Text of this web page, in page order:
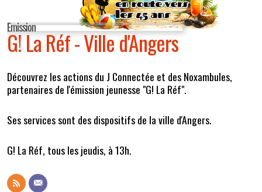
Emission
G! La Réf - Ville d'Angers
Découvrez les actions du J Connectée et des Noxambules,
partenaires de l'émission jeunesse "G! La Réf".
Ses services sont des dispositifs de la ville d'Angers.
G! La Réf, tous les jeudis, à 13h.